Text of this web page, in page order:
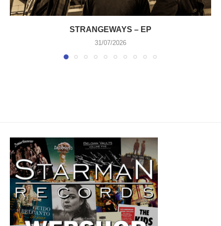
STRANGEWAYS – EP
31/07/2026